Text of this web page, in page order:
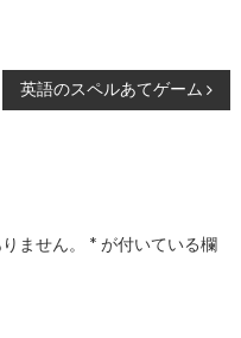
英語のスペルあてゲーム
ません。 *が付いている欄